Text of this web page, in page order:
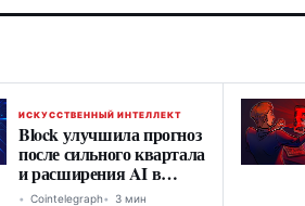
ИСКУССТВЕННЫЙ ИНТЕЛЛЕКТ
Block улучшила прогноз
после сильного квартала
и расширения AI в
разработке
Cointelegraph 3 мин